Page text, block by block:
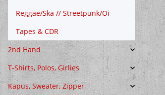
Reggae/Ska // Streetpunk/Oi
Tapes & CDR
2nd Hand
T-Shirts, Polos, Girlies
Kapus, Sweater, Zipper